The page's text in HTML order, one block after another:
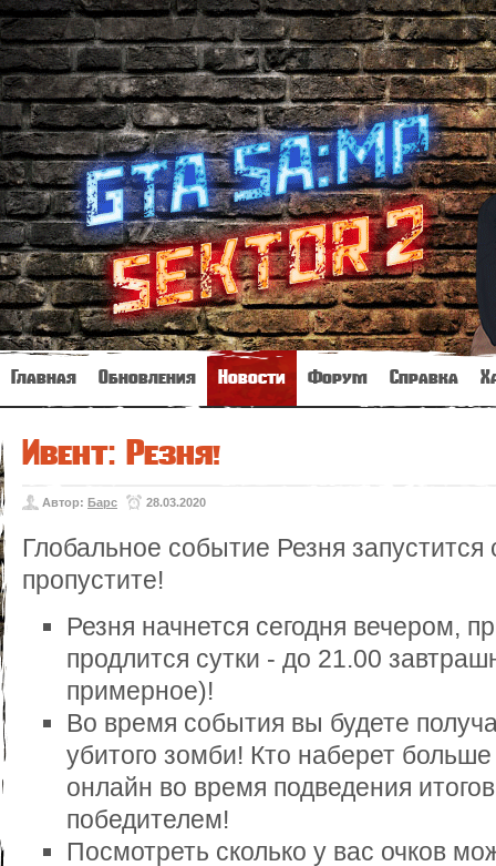
Главная Обновления Новости Форум Справка
Ивент: Резня!
Автор: Барс 28.03.2020
Глобальное событие Резня
пропустите!
Резня начнется сегодня вечером,
продлится сутки - до 21.00
примерное)!
Во время события вы будете
убитого зомби! Кто наберет больше
онлайн во время подведения
победителем!
Посмотреть сколько у вас очков